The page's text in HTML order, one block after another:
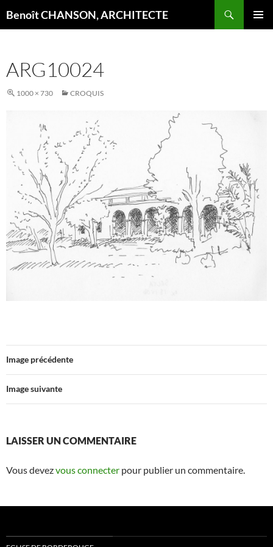
auBenoît CHANSON, ARCHITECTE
ARG10024
1000 × 730 CROQUIS
Image précédente
Image suivante
LAISSER UN COMMENTAIRE
Vous devezvous connecter pour publier un commentaire.